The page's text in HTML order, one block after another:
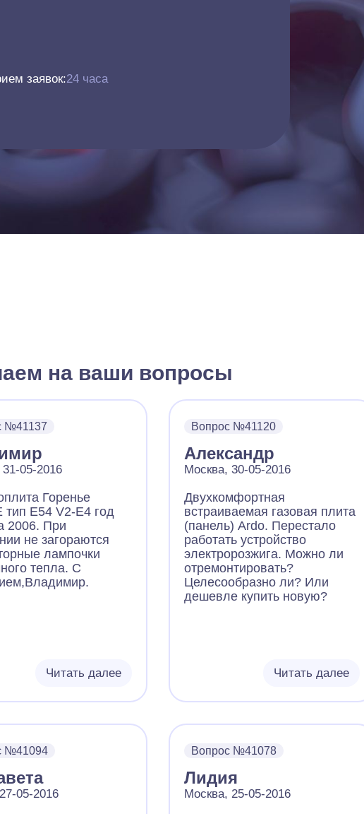
заявок:24 часа
на ваши вопросы
№41137
05-2016
Горенье
тип E54 V2-E4 год
2006. При
не загораются
лампочки
тепла. С
Читать далее
Вопрос №41120
Александр
Москва, 30-05-2016
Двухкомфортная
встраиваемая газовая плита
(панель) Ardo. Перестало
работать устройство
электророзжига. Можно ли
отремонтировать?
Целесообразно ли? Или
дешевле купить новую?
Читать далее
№41094
05-2016
Вопрос №41078
Лидия
Москва, 25-05-2016